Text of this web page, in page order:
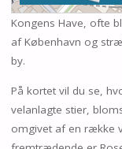
Kongens Have, ofte
af København og
by.
På kortet vil du se,
velanlagte stier,
omgivet af en række